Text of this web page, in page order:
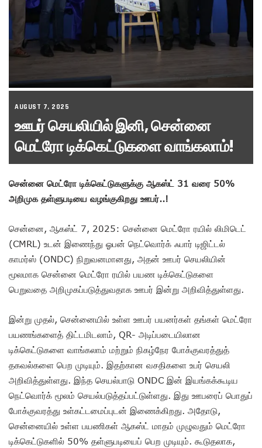
AUGUST 7, 2025
ஊபர் செயலியில் இனி, சென்னை
மெட்ரோ டிக்கெட்டுகளை வாங்கலாம்!
சென்னை மெட்ரோ டிக்கெட்டுகளுக்கு ஆகஸ்ட் 31 வரை 50%
அறிமுக தள்ளுபடியை வழங்குகிறது ஊபர்..!
சென்னை, ஆகஸ்ட் 7, 2025: சென்னை மெட்ரோ ரயில் லிமிடெட்
(CMRL) உடன் இணைந்து ஓபன் நெட்வொர்க் ஃபார் டிஜிட்டல்
காமர்ஸ் (ONDC) நிறுவனமானது, அதன் ஊபர் செயலியின்
மூலமாக சென்னை மெட்ரோ ரயில் பயண டிக்கெட்டுகளை
பெறுவதை அறிமுகப்படுத்துவதாக ஊபர் இன்று அறிவித்துள்ளது.
இன்று முதல், சென்னையில் உள்ள ஊபர் பயனர்கள் தங்கள் மெட்ரோ
பயணங்களைத் திட்டமிடலாம், QR- அடிப்படையிலான
டிக்கெட்டுகளை வாங்கலாம் மற்றும் நிகழ்நேர போக்குவரத்துத்
தகவல்களை பெற முடியும். இதற்கான வசதிகளை உபர் செயலி
அறிவித்துள்ளது. இந்த செயல்பாடு ONDC இன் இயங்கக்கூடிய
நெட்வொர்க் மூலம் செயல்படுத்தப்பட்டுள்ளது. இது ஊபரைப் பொதுப்
போக்குவரத்து உள்கட்டமைப்புடன் இணைக்கிறது. அதோடு,
சென்னையில் உள்ள பயணிகள் ஆகஸ்ட் மாதம் முழுவதும் மெட்ரோ
டிக்கெட்டுகளில் 50% தள்ளுபடியைப் பெற முடியும். கூடுதலாக,